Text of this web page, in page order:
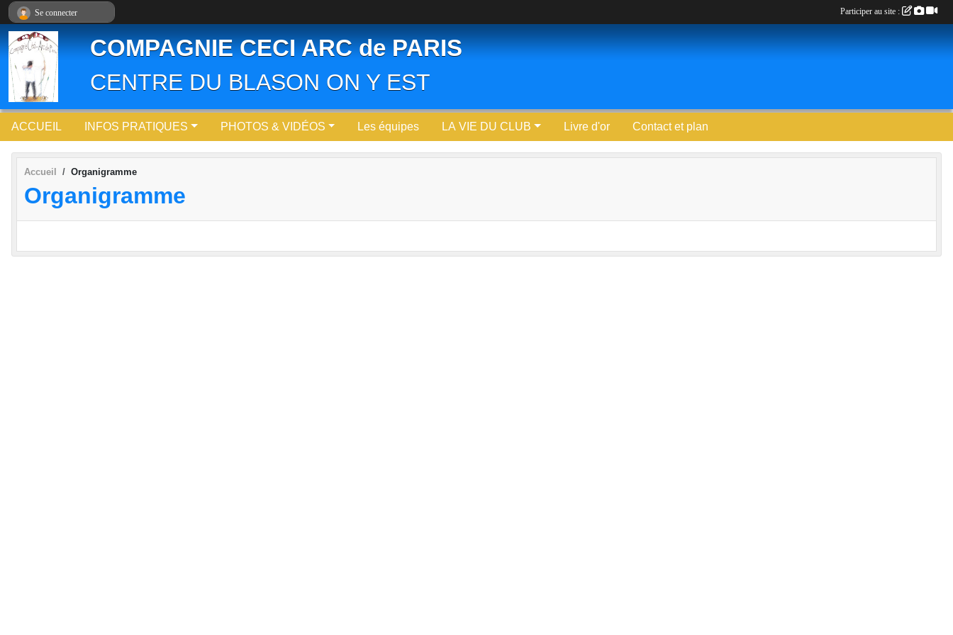
COMPAGNIE CECI ARC de PARIS
CENTRE DU BLASON ON Y EST
ACCUEIL INFOS PRATIQUES PHOTOS & VIDÉOS Les équipes LA VIE DU CLUB Livre d'or Contact et plan
Accueil Organigramme
Organigramme
Se connecter Participer au site :
Panneau de gestion des cookies